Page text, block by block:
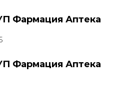
Фармация Аптека
Фармация Аптека